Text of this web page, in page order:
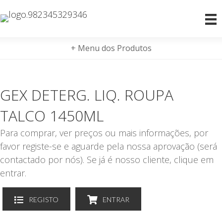
+ Menu dos Produtos
GEX DETERG. LIQ. ROUPA
TALCO 1450ML
Para comprar, ver preços ou mais informações, por
favor registe-se e aguarde pela nossa aprovação (será
contactado por nós). Se já é nosso cliente, clique em
entrar.
REGISTO ENTRAR